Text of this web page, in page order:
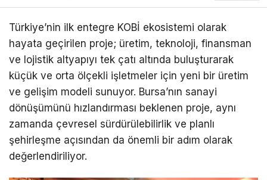
Türkiye’nin ilk entegre KOBİ ekosistemi olarak
hayata geçirilen proje; üretim, teknoloji, finansman
ve lojistik altyapıyı tek çatı altında buluşturarak
küçük ve orta ölçekli işletmeler için yeni bir üretim
ve gelişim modeli sunuyor. Bursa’nın sanayi
dönüşümünü hızlandırması beklenen proje, aynı
zamanda çevresel sürdürülebilirlik ve planlı
şehirleşme açısından da önemli bir adım olarak
değerlendiriliyor.